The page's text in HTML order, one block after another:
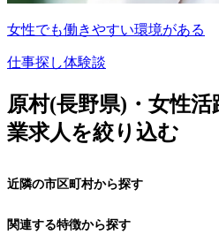
女性でも働きやすい環境がある
仕事探し体験談
原村(長野県)・女性
業求人を絞り込む
近隣の市区町村から探す
関連する特徴から探す